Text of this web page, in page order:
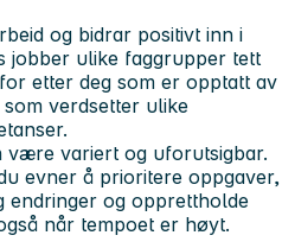
og bidrar positivt inn i
jobber ulike faggrupper tett
etter deg som er opptatt av
verdsetter ulike
være variert og uforutsigbar.
evner å prioritere oppgaver,
endringer og opprettholde
når tempoet er høyt.